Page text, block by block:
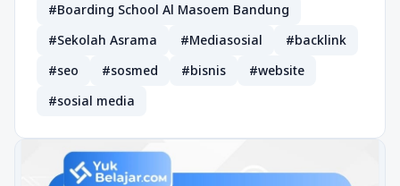
#Boarding School Al Masoem Bandung
#Sekolah Asrama
#Mediasosial
#backlink
#seo
#sosmed #bisnis
#website
#sosial media